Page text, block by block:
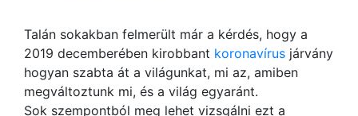
Talán sokakban felmerült már a kérdés, hogy a
2019 decemberében kirobbant koronavírus járvány
hogyan szabta át a világunkat, mi az, amiben
megváltoztunk mi, és a világ egyaránt.
Sok szempontból meg lehet vizsgálni ezt a